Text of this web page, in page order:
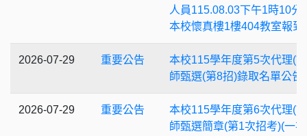
人員115.08.03下午1時10分
本校懷真樓1樓404教室報到
2026-07-29 重要公告
本校115學年度第5次代理(
師甄選(第8招)錄取名單公告
2026-07-29 重要公告
本校115學年度第6次代理(
師甄選簡章(第1次招考)(一